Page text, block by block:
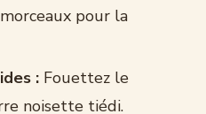
pour la
: Fouettez le
noisette tiédi.